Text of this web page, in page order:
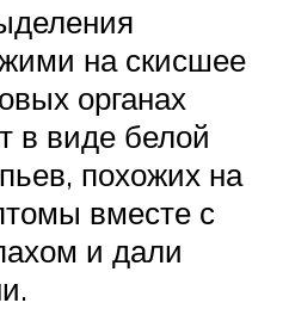
на скисшее
органах
в виде белой
похожих на
вместе с
и дали